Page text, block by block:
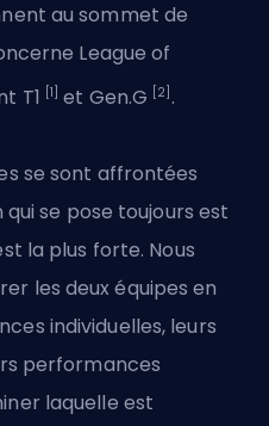
au sommet de
League of
T1 [1] et Gen.G [2] .
se sont affrontées
qui se pose toujours est
la plus forte. Nous
les deux équipes en
individuelles, leurs
performances
laquelle est